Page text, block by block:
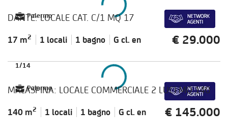
Palermo
DANTE: LOCALE CAT. C/1 MQ 17
17 m2 1 locali 1 bagno G cl. en € 29.000
Palermo
1/14
MALASPINA: LOCALE COMMERCIALE 2 LUCI MQ 140
140 m2 1 locali 1 bagno G cl. en € 145.000